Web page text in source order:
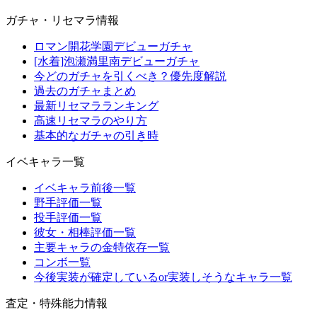
ガチャ・リセマラ情報
ロマン開花学園デビューガチャ
[水着]泡瀬満里南デビューガチャ
今どのガチャを引くべき？優先度解説
過去のガチャまとめ
最新リセマラランキング
高速リセマラのやり方
基本的なガチャの引き時
イベキャラ一覧
イベキャラ前後一覧
野手評価一覧
投手評価一覧
彼女・相棒評価一覧
主要キャラの金特依存一覧
コンボ一覧
今後実装が確定しているor実装しそうなキャラ一覧
査定・特殊能力情報